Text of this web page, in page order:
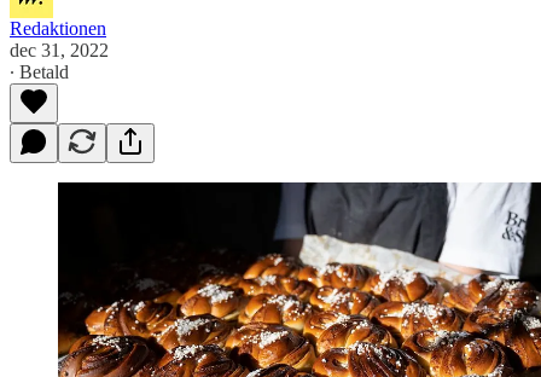
Redaktionen
dec 31, 2022
∙ Betald